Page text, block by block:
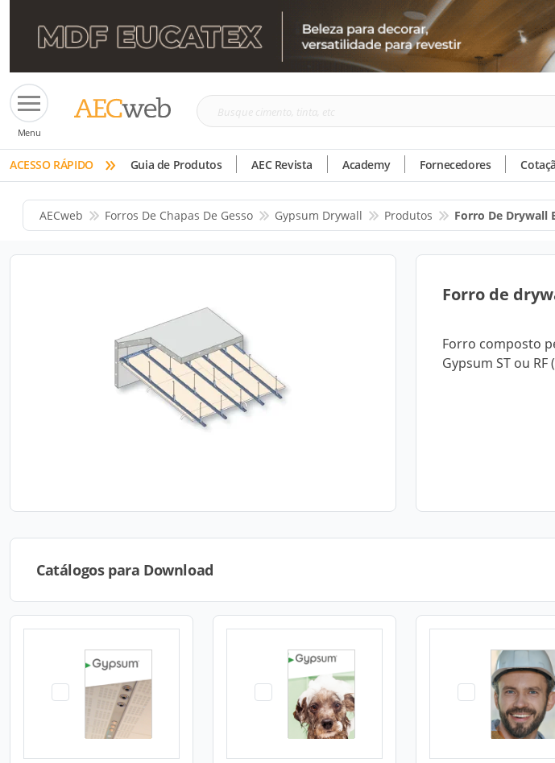
Menu
Busque
tinta,
etc
ACESSO RÁPIDO » Guia de Produtos AEC Revista Academy Fornecedores
AECweb Forros De Chapas De Gesso Gypsum Drywall Produtos Forro De Drywall
Forro de
Forro composto
Gypsum ST ou RF
Catálogos para Download